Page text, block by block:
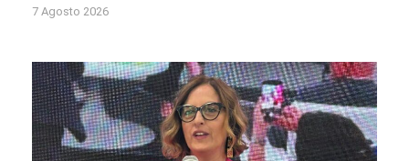
7 Agosto 2026